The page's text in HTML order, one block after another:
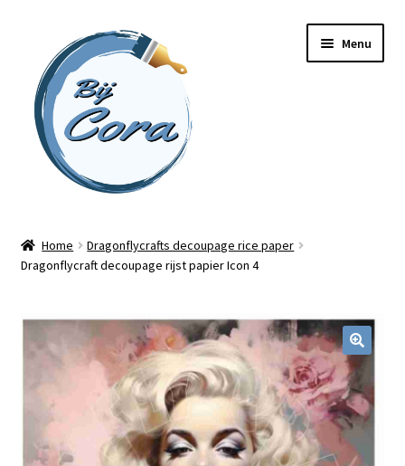
naar
navigatie
inhoud
Menu
Workshops
Online cursussen
Shop
Blog / DIY / Tutorials
Over mij
Home
Dragonflycrafts decoupage rice paper
Dragonflycraft decoupage rijst papier Icon 4